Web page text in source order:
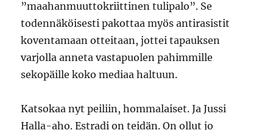
”maahanmuuttokriittinen tulipalo”. Se
todennäköisesti pakottaa myös antirasistit
koventamaan otteitaan, jottei tapauksen
varjolla anneta vastapuolen pahimmille
sekopäille koko mediaa haltuun.
Katsokaa nyt peiliin, hommalaiset. Ja Jussi
Halla-aho. Estradi on teidän. On ollut jo